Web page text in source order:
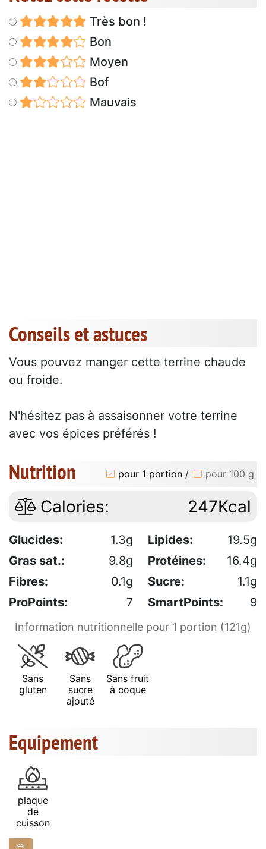
Très bon !
Bon
Moyen
Bof
Mauvais
Conseils et astuces
Vous pouvez manger cette terrine chaude
ou froide.
N'hésitez pas à assaisonner votre terrine
avec vos épices préférés !
Nutrition pour 1 portion / pour 100 g
Calories: 247Kcal
Glucides: 1.3g Lipides:
19.5g
Gras sat.:
9.8g Protéines:
16.4g
Fibres:
0.1g Sucre:
1.1g
ProPoints:
7 SmartPoints: 9
Information nutritionnelle pour 1 portion (121g)
Sans
gluten
Sans
sucre
ajouté
Sans fruit
à coque
Equipement
plaque
de
cuisson